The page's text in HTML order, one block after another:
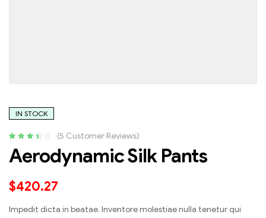
IN STOCK
3.60 out
custome
(5 Customer Reviews)
Aerodynamic Silk Pants
$420.27
Impedit dicta in beatae. Inventore molestiae nulla tenetur qui